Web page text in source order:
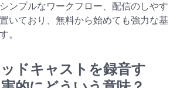
ンプルなワークフロー、配信のしやす
いており、無料から始めても強力な基
。
ッドキャストを録音す